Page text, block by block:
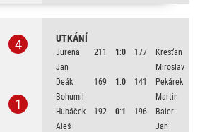
4
1
UTKÁNÍ
Juřena
Jan
211 1:0 177
Křesťan
Miroslav
Deák
Bohumil
169 1:0 141
Pekárek
Martin
Hubáček
Aleš
192 0:1 196
Baier
Jan